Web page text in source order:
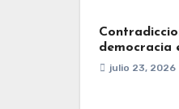
democracia
julio 23, 2026